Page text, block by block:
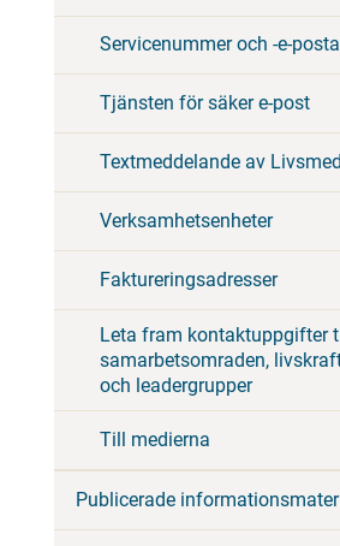
Servicenummer och -e-
Tjänsten för säker e-post
Textmeddelande av
Verksamhetsenheter
Faktureringsadresser
Leta fram kontaktuppgifter
samarbetsomraden,
och leadergrupper
Till medierna
Publicerade